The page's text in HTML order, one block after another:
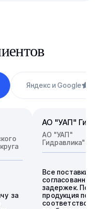
Яндекс и Google
за
АО "УАП"
АО "УАП"
Гидравлика"
Все поставки
задержек.
продукция